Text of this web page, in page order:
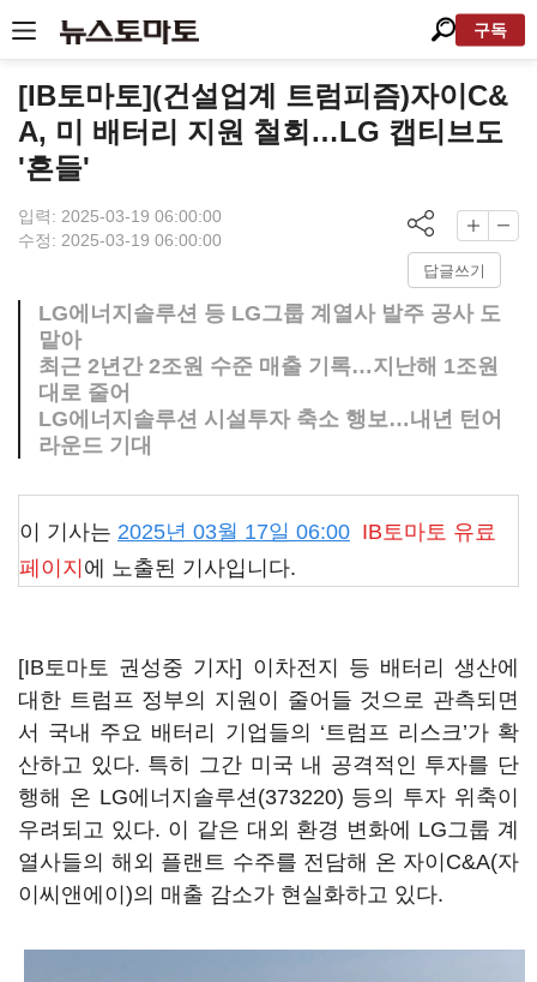
구독
[IB토마토](건설업계 트럼피즘)자이C&
A, 미 배터리 지원 철회…LG 캡티브도
'흔들'
입력: 2025-03-19 06:00:00
수정: 2025-03-19 06:00:00
답글쓰기
LG에너지솔루션 등 LG그룹 계열사 발주 공사 도
맡아
최근 2년간 2조원 수준 매출 기록…지난해 1조원
대로 줄어
LG에너지솔루션 시설투자 축소 행보…내년 턴어
라운드 기대
이 기사는 2025년 03월 17일 06:00 IB토마토 유료
페이지 에 노출된 기사입니다.
[IB토마토 권성중 기자] 이차전지 등 배터리 생산에
대한 트럼프 정부의 지원이 줄어들 것으로 관측되면
서 국내 주요 배터리 기업들의 ‘트럼프 리스크’가 확
산하고 있다. 특히 그간 미국 내 공격적인 투자를 단
행해 온 LG에너지솔루션(373220) 등의 투자 위축이
우려되고 있다. 이 같은 대외 환경 변화에 LG그룹 계
열사들의 해외 플랜트 수주를 전담해 온 자이C&A(자
이씨앤에이)의 매출 감소가 현실화하고 있다.